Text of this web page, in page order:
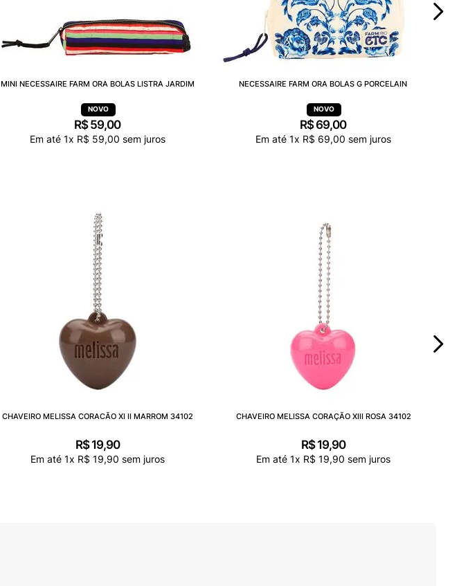
MINI NECESSAIRE FARM ORA BOLAS LISTRA JARDIM
R$59,00
Em até 1x R$ 59,00 sem juros
NECESSAIRE FARM ORA BOLAS G PORCELAIN
R$69,00
Em até 1x R$ 69,00 sem juros
CHAVEIRO MELISSA CORACÃO XI II MARROM 34102
R$ 19,90
Em até 1x R$ 19,90 sem juros
CHAVEIRO MELISSA CORAÇÃO XIII ROSA 34102
R$ 19,90
Em até 1x R$ 19,90 sem juros